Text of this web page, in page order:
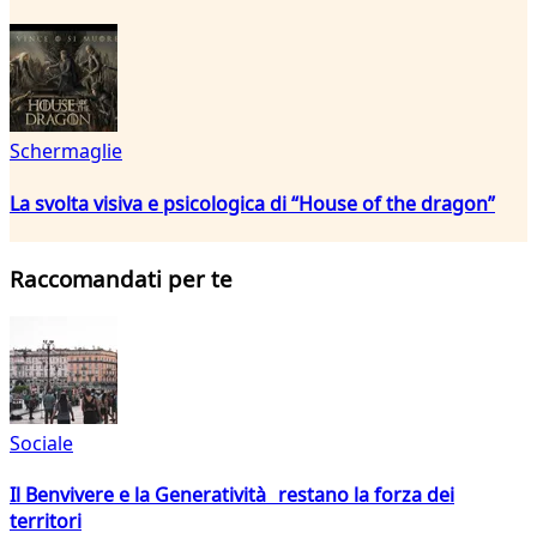
Schermaglie
La svolta visiva e psicologica di “House of the dragon”
Raccomandati per te
Sociale
Il Benvivere e la Generatività restano la forza dei
territori